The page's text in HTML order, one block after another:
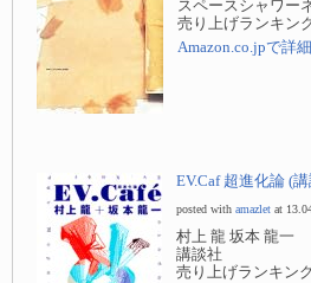
スペースシャワー
売り上げランキン
Amazon.co.jpで詳
EV.Caf 超進化論 (
posted with amazlet at
村上 龍 坂本 龍一
講談社
売り上げランキン